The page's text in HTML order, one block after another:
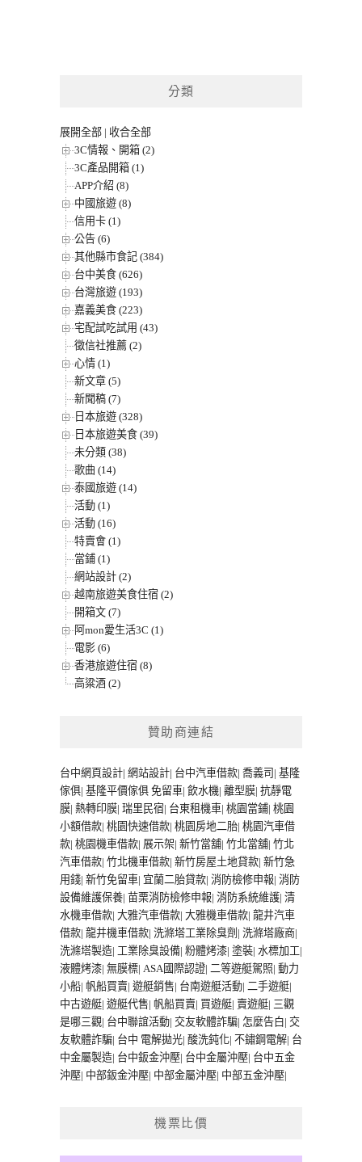
分類
展開全部 | 收合全部
3C情報、開箱 (2)
3C產品開箱 (1)
APP介紹 (8)
中國旅遊 (8)
信用卡 (1)
公告 (6)
其他縣市食記 (384)
台中美食 (626)
台灣旅遊 (193)
嘉義美食 (223)
宅配試吃試用 (43)
徵信社推薦 (2)
心情 (1)
新文章 (5)
新聞稿 (7)
日本旅遊 (328)
日本旅遊美食 (39)
未分類 (38)
歌曲 (14)
泰國旅遊 (14)
活動 (1)
活動 (16)
特賣會 (1)
當鋪 (1)
網站設計 (2)
越南旅遊美食住宿 (2)
開箱文 (7)
阿mon愛生活3C (1)
電影 (6)
香港旅遊住宿 (8)
高粱酒 (2)
贊助商連結
台中網頁設計| 網站設計| 台中汽車借款| 喬義司 | 基隆
傢俱| 基隆平價傢俱 免留車| 飲水機| 離型膜| 抗靜電
膜| 熱轉印膜| 瑞里民宿| 台東租機車| 桃園當鋪| 桃園
小額借款| 桃園快速借款| 桃園房地二胎| 桃園汽車借
款| 桃園機車借款| 展示架| 新竹當舖| 竹北當舖| 竹北
汽車借款| 竹北機車借款| 新竹房屋土地貸款| 新竹急
用錢| 新竹免留車| 宜蘭二胎貸款| 消防檢修申報| 消防
設備維護保養| 苗栗消防檢修申報| 消防系統維護| 清
水機車借款| 大雅汽車借款| 大雅機車借款| 龍井汽車
借款| 龍井機車借款| 洗滌塔工業除臭劑 | 洗滌塔廠商|
洗滌塔製造| 工業除臭設備| 粉體烤漆| 塗裝| 水標加工|
液體烤漆| 無膜標| ASA國際認證| 二等遊艇駕照| 動力
小船| 帆船買賣| 遊艇銷售| 台南遊艇活動| 二手遊艇|
中古遊艇| 遊艇代售| 帆船買賣| 買遊艇| 賣遊艇| 三觀
是哪三觀| 台中聯誼活動| 交友軟體詐騙| 怎麼告白| 交
友軟體詐騙| 台中 電解拋光| 酸洗鈍化| 不鏽鋼電解| 台
中金屬製造| 台中鈑金沖壓| 台中金屬沖壓| 台中五金
沖壓| 中部鈑金沖壓| 中部金屬沖壓| 中部五金沖壓|
機票比價